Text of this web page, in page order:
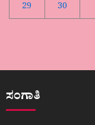
29
30
ಸಂಗಾತಿ